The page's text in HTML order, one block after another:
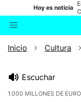
Hoy es noticia
Buscador
Inicio Cultura
Escuchar
1.000 MILLONES DE